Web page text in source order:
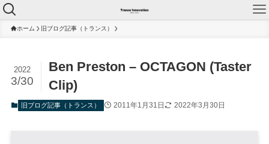
ホーム 旧ブログ記事（トランス）
Ben Preston – OCTAGON (Taster
Clip)
2022
3/30
旧ブログ記事（トランス） 2011年1月31日 2022年3月30日